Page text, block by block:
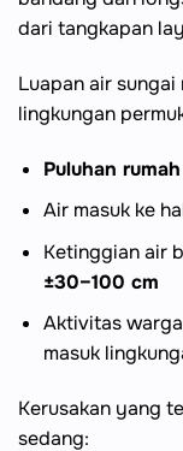
dari tangkapan
Luapan air
lingkungan
Puluhan
Air masuk ke
Ketinggian air
±30–100 cm
Aktivitas
masuk
Kerusakan yang
sedang: